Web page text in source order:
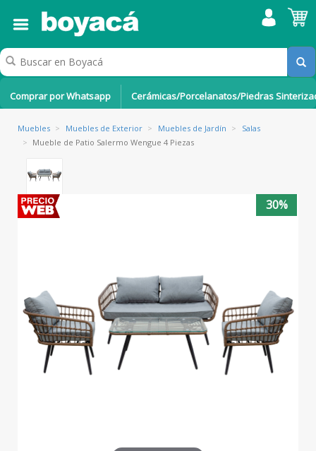
Comprar por Whatsapp Cerámicas/Porcelanatos/Piedras
Muebles > Muebles de Exterior > Muebles de Jardín >
Salas
> Mueble de Patio Salermo Wengue 4 Piezas
30%